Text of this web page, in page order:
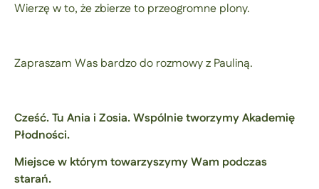
Wierzę w to, że zbierze to przeogromne plony.
Zapraszam Was bardzo do rozmowy z Pauliną.
Cześć. Tu Ania i Zosia. Wspólnie tworzymy Akademię
Płodności.
Miejsce w którym towarzyszymy Wam podczas
starań.